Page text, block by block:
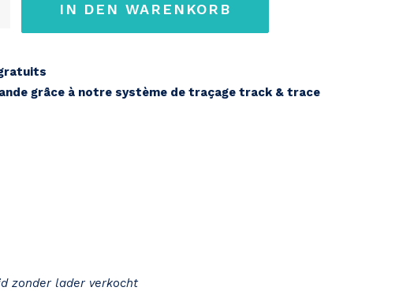
IN DEN WARENKORB
grâce à notre système de traçage track & trace
zonder lader verkocht